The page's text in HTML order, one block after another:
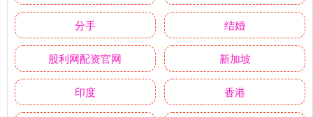
分手 结婚
股利网配资官网 新加坡
印度 香港